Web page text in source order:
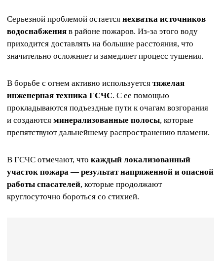
Серьезной проблемой остается нехватка источников
водоснабжения в районе пожаров. Из-за этого воду
приходится доставлять на большие расстояния, что
значительно осложняет и замедляет процесс тушения.
В борьбе с огнем активно используется тяжелая
инженерная техника ГСЧС. С ее помощью
прокладываются подъездные пути к очагам возгорания
и создаются минерализованные полосы, которые
препятствуют дальнейшему распространению пламени.
В ГСЧС отмечают, что каждый локализованный
участок пожара — результат напряженной и опасной
работы спасателей, которые продолжают
круглосуточно бороться со стихией.